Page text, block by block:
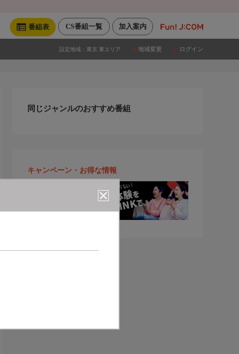
加入案内
CS番組一覧
番組表
設定地域： 東京 東エリア 地域変更 ログイン
同じジャンルのおすすめ番組
キャンペーン・お得な情報